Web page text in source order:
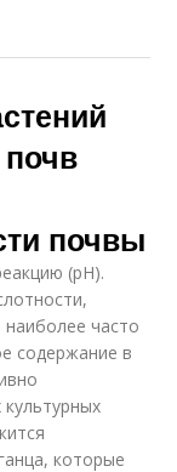
почвы
(pH).
часто
содержание в
которые